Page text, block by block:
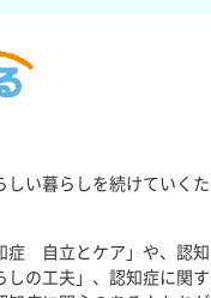
い暮らしを続けていくた
症 自立とケア」や、認知
の工夫」、認知症に関す